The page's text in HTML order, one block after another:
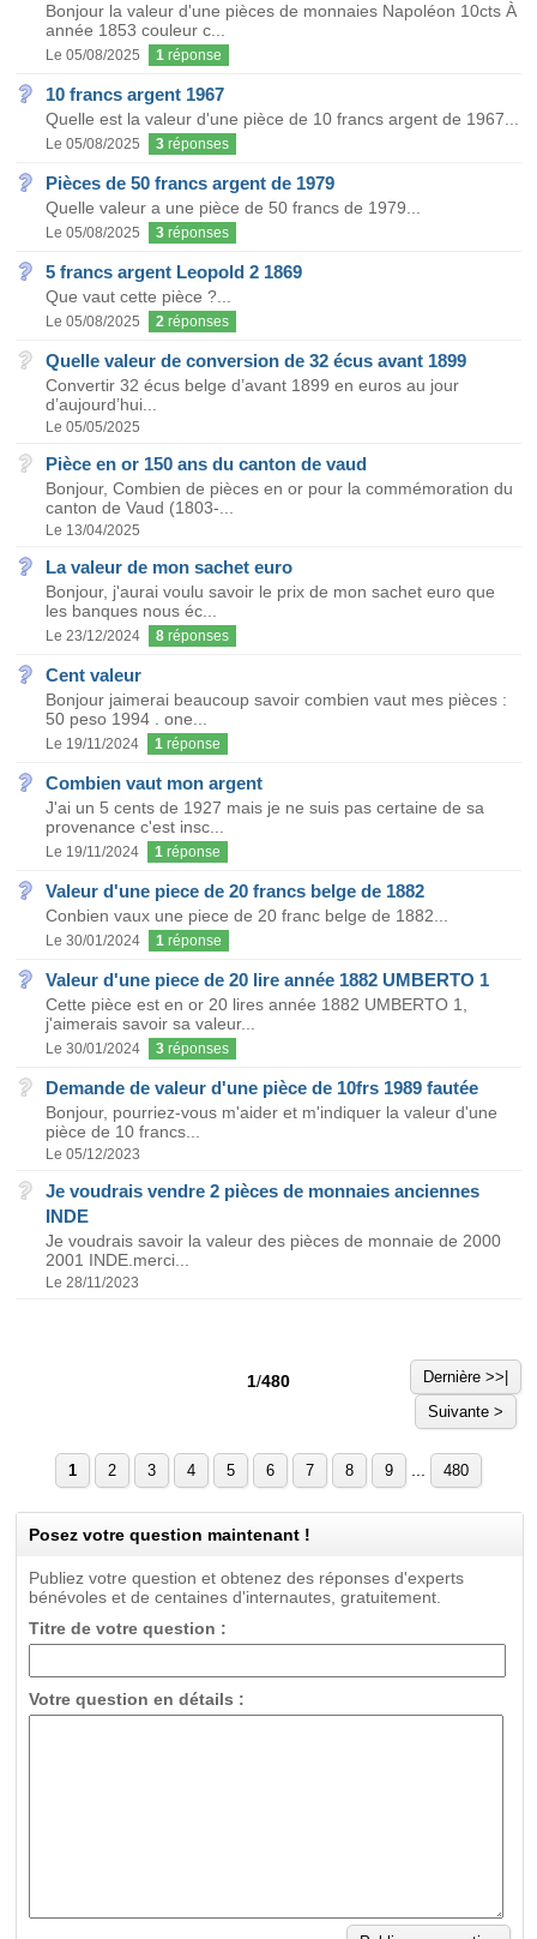
Bonjour la valeur d'une pièces de monnaies Napoléon 10cts À
année 1853 couleur c...
Le 05/08/2025 1 réponse
10 francs argent 1967
Quelle est la valeur d'une pièce de 10 francs argent de 1967...
Le 05/08/2025 3 réponses
Pièces de 50 francs argent de 1979
Quelle valeur a une pièce de 50 francs de 1979...
Le 05/08/2025 3 réponses
5 francs argent Leopold 2 1869
Que vaut cette pièce ?...
Le 05/08/2025 2 réponses
Quelle valeur de conversion de 32 écus avant 1899
Convertir 32 écus belge d’avant 1899 en euros au jour
d’aujourd’hui...
Le 05/05/2025
Pièce en or 150 ans du canton de vaud
Bonjour, Combien de pièces en or pour la commémoration du
canton de Vaud (1803-...
Le 13/04/2025
La valeur de mon sachet euro
Bonjour, j'aurai voulu savoir le prix de mon sachet euro que
les banques nous éc...
Le 23/12/2024 8 réponses
Cent valeur
Bonjour jaimerai beaucoup savoir combien vaut mes pièces :
50 peso 1994 . one...
Le 19/11/2024 1 réponse
Combien vaut mon argent
J'ai un 5 cents de 1927 mais je ne suis pas certaine de sa
provenance c'est insc...
Le 19/11/2024 1 réponse
Valeur d'une piece de 20 francs belge de 1882
Conbien vaux une piece de 20 franc belge de 1882...
Le 30/01/2024 1 réponse
Valeur d'une piece de 20 lire année 1882 UMBERTO 1
Cette pièce est en or 20 lires année 1882 UMBERTO 1,
j'aimerais savoir sa valeur...
Le 30/01/2024 3 réponses
Demande de valeur d'une pièce de 10frs 1989 fautée
Bonjour, pourriez-vous m'aider et m'indiquer la valeur d'une
pièce de 10 francs...
Le 05/12/2023
Je voudrais vendre 2 pièces de monnaies anciennes
INDE
Je voudrais savoir la valeur des pièces de monnaie de 2000
2001 INDE.merci...
Le 28/11/2023
1/480
Dernière >>|
Suivante >
1 2 3 4 5 6 7 8 9 480
Posez votre question maintenant !
Publiez votre question et obtenez des réponses d'experts
bénévoles et de centaines d'internautes, gratuitement.
Titre de votre question :
Votre question en détails :